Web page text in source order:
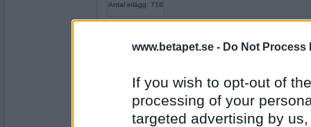
www.betapet.se - Do Not Process
If you wish to opt-out of
processing of your
targeted advertising by
Antal inlägg: 718
Antal inlägg:
1798
5